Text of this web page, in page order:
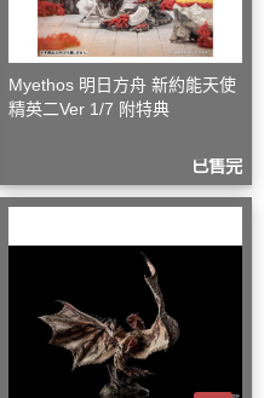
Myethos 明日方舟 新約能天使
精英二Ver 1/7 附特典
已售完